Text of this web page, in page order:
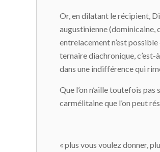
Or, en dilatant le récipient,
augustinienne (dominicaine,
entrelacement n’est possible
ternaire diachronique,
dans une indifférence qui
Que l’on n’aille toutefois
carmélitaine que l’on peut
« plus vous voulez donner,